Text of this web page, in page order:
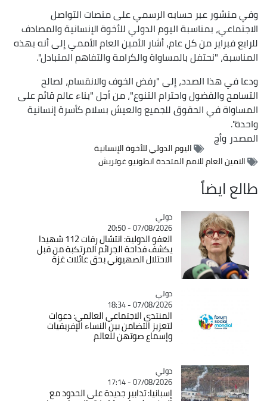
وفي منشور عبر حسابه الرسمي على منصات التواصل
الاجتماعي، بمناسبة اليوم الدولي للأخوة الإنسانية والمصادف
للرابع فبراير من كل عام، أشار الأمين العام الأممي إلى أنه بهذه
المناسبة، "نحتفل بالمساواة والكرامة والتفاهم المتبادل".
ودعا في هذا الصدد، إلى "رفض الخوف والانقسام، لصالح
التسامح والفضول واحترام التنوع"، من أجل "بناء عالم قائم على
المساواة في الحقوق للجميع والعيش بسلام كأسرة إنسانية
واحدة".
المصدروأج
اليوم الدولي للأخوة الإنسانية
الامين العام للامم المتحدة انطونيو غوتريش
طالع ايضاً
Catégorie
دولي
07/08/2026 - 20:50
العفو الدولية: انتشال رفات 112 شهيدا
يكشف فداحة الجرائم المرتكبة من قبل
الاحتلال الصهيوني بحق عائلات غزة
Catégorie
دولي
07/08/2026 - 18:34
المنتدى الاجتماعي العالمي: دعوات
لتعزيز التضامن بين النساء الإفريقيات
وإسماع صوتهن للعالم
Catégorie
دولي
07/08/2026 - 17:14
إسبانيا: تدابير جديدة على الحدود مع